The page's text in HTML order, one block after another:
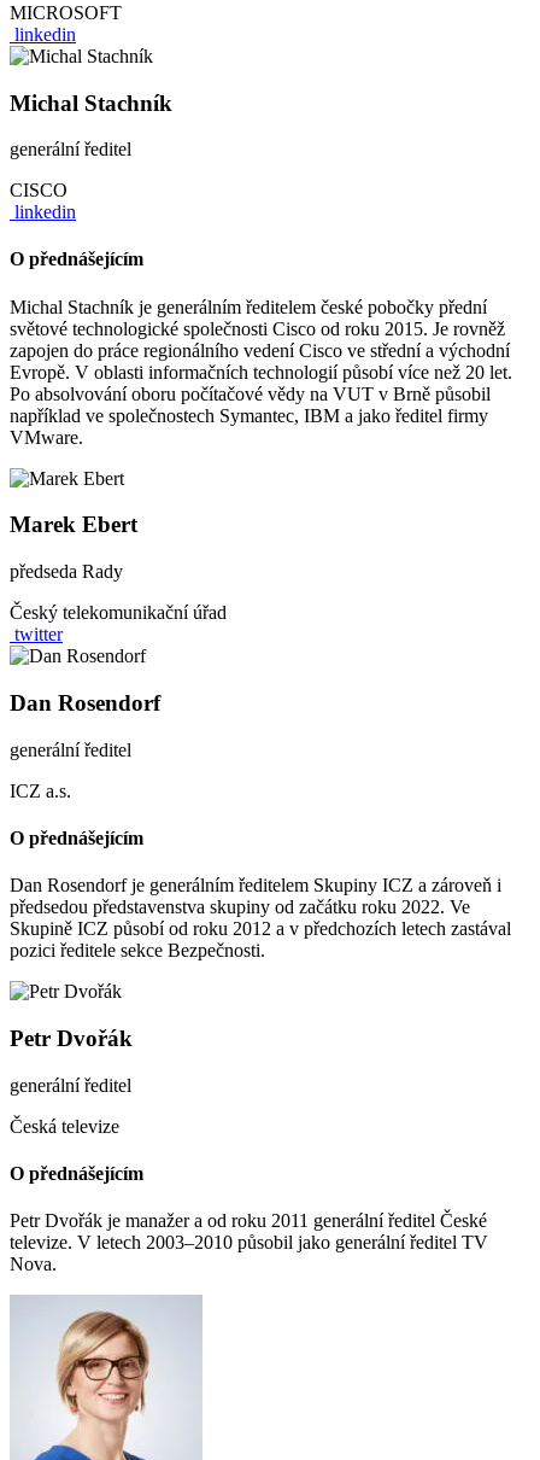
MICROSOFT
linkedin
Michal Stachník
generální ředitel
CISCO
linkedin
O přednášejícím
Michal Stachník je generálním ředitelem české pobočky přední
světové technologické společnosti Cisco od roku 2015. Je rovněž
zapojen do práce regionálního vedení Cisco ve střední a východní
Evropě. V oblasti informačních technologií působí více než 20 let.
Po absolvování oboru počítačové vědy na VUT v Brně působil
například ve společnostech Symantec, IBM a jako ředitel firmy
VMware.
Marek Ebert
předseda Rady
Český telekomunikační úřad
twitter
Dan Rosendorf
generální ředitel
ICZ a.s.
O přednášejícím
Dan Rosendorf je generálním ředitelem Skupiny ICZ a zároveň i
předsedou představenstva skupiny od začátku roku 2022. Ve
Skupině ICZ působí od roku 2012 a v předchozích letech zastával
pozici ředitele sekce Bezpečnosti.
Petr Dvořák
generální ředitel
Česká televize
O přednášejícím
Petr Dvořák je manažer a od roku 2011 generální ředitel České
televize. V letech 2003–2010 působil jako generální ředitel TV
Nova.